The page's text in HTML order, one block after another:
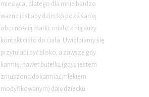
miesiąca, dlatego dla mnie bardzo
ważne jest aby dziecko poza samą
obecnością matki, miało z nią duży
kontakt ciało do ciała. Uwielbiamy się
przytulać i być blisko, a zawsze gdy
karmię, nawet butelką (gdyż jestem
zmuszona dokarmiać mlekiem
modyfikowanym) daję dziecku